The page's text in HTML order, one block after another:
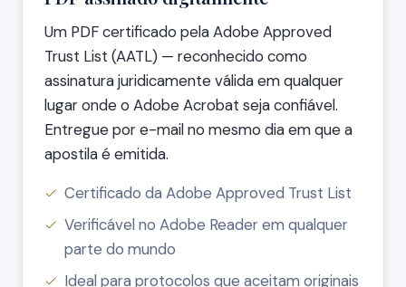
Um PDF certificado pela Adobe Approved
Trust List (AATL) — reconhecido como
assinatura juridicamente válida em qualquer
lugar onde o Adobe Acrobat seja confiável.
Entregue por e-mail no mesmo dia em que a
apostila é emitida.
Certificado da Adobe Approved Trust List
Verificável no Adobe Reader em qualquer
parte do mundo
Ideal para protocolos que aceitam originais